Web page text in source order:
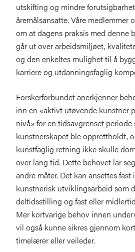
utskifting og mindre
åremålsansatte. Våre medlemmer
om at dagens praksis med denne
går ut over arbeidsmiljøet,
og den enkeltes mulighet til å
karriere og utdanningsfaglig
Forskerforbundet anerkjenner
inn en «aktivt utøvende kunstner
nivå» for en tidsavgrenset periode
kunstnerskapet ble opprettholdt,
kunstfaglig retning ikke skulle
over lang tid. Dette behovet lar
andre måter. Det kan ansettes
kunstnerisk utviklingsarbeid som
deltidsstilling og fast eller
Mer kortvarige behov innen
vil også kunne sikres gjennom
timelærer eller veileder.